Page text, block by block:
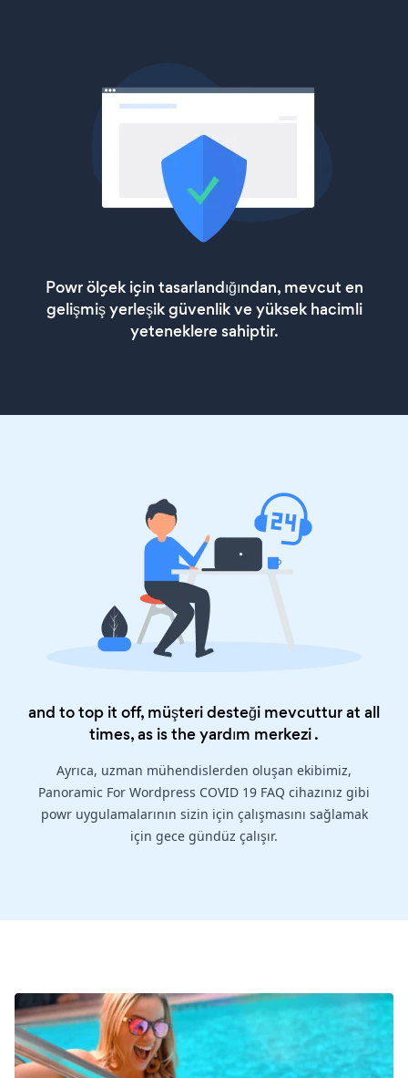
Powr ölçek için tasarlandığından, mevcut en
gelişmiş yerleşik güvenlik ve yüksek hacimli
yeteneklere sahiptir.
and to top it off, müşteri desteği mevcuttur at all
times, as is theyardım merkezi.
Ayrıca, uzman mühendislerden oluşan ekibimiz,
Panoramic For Wordpress COVID 19 FAQ cihazınız gibi
powr uygulamalarının sizin için çalışmasını sağlamak
için gece gündüz çalışır.